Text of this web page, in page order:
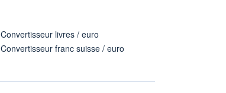
Convertisseur livres / euro
Convertisseur franc suisse / euro